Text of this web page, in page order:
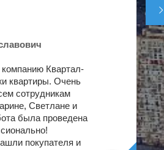

Квартал-
квартиры. Очень
сотрудникам
Светлане и
была проведена
покупателя и